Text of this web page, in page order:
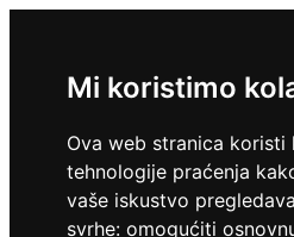
Mi koristimo
Ova web stranica koristi
tehnologije praćenja
vaše iskustvo
svrhe: omogućiti